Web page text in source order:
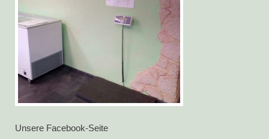
Unsere Facebook-Seite